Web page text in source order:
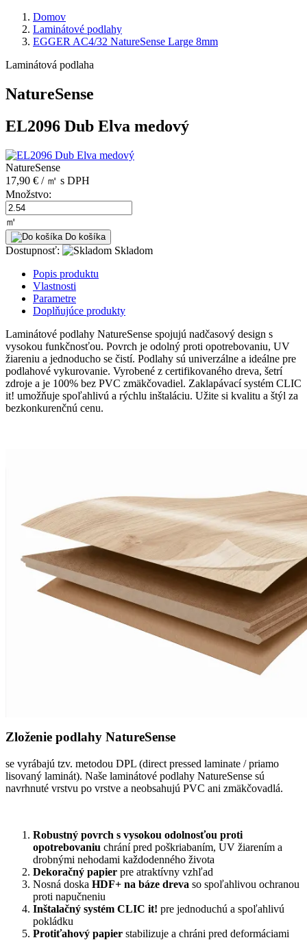
Domov
Laminátové podlahy
EGGER AC4/32 NatureSense Large 8mm
Laminátová podlaha
NatureSense
EL2096 Dub Elva medový
NatureSense
17,90 € / ㎡ s DPH
Množstvo:
㎡
Do košíka
Dostupnosť:
Skladom
Popis produktu
Vlastnosti
Parametre
Doplňujúce produkty
Laminátové podlahy NatureSense spojujú nadčasový design s
vysokou funkčnosťou. Povrch je odolný proti opotrebovaniu, UV
žiareniu a jednoducho se čistí. Podlahy sú univerzálne a ideálne pre
podlahové vykurovanie. Vyrobené z certifikovaného dreva, šetrí
zdroje a je 100% bez PVC zmäkčovadiel. Zaklapávací systém CLIC
it! umožňuje spoľahlivú a rýchlu inštaláciu. Užite si kvalitu a štýl za
bezkonkurenčnú cenu.
Zloženie podlahy NatureSense
se vyrábajú tzv. metodou DPL (direct pressed laminate / priamo
lisovaný laminát). Naše laminátové podlahy NatureSense sú
navrhnuté vrstvu po vrstve a neobsahujú PVC ani zmäkčovadlá.
Robustný povrch s vysokou odolnosťou proti
opotrebovaniu chrání pred poškriabaním, UV žiarením a
drobnými nehodami každodenného života
Dekoračný papier pre atraktívny vzhľad
Nosná doska HDF+ na báze dreva so spoľahlivou ochranou
proti napučneniu
Inštalačný systém CLIC it! pre jednoduchú a spoľahlivú
pokládku
Protiťahový papier stabilizuje a chráni pred deformáciami